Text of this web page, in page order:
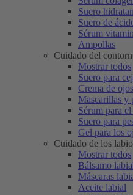
Suero
Suero de
Sérum
Ampollas
Cuidado del
Mostrar todos
Suero para
Crema de ojos
Mascarillas y
Sérum para
Suero para
Gel para los
Cuidado de los
Mostrar todos
Bálsamo
Máscaras
Aceite labial